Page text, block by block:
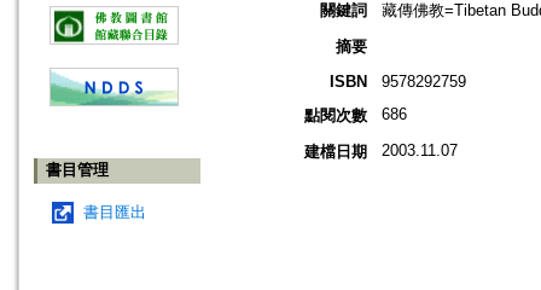
書目管理
書目匯出
關鍵詞
藏傳佛教=Tibetan
摘要
ISBN
9578292759
點閱次數
686
建檔日期 2003.11.07